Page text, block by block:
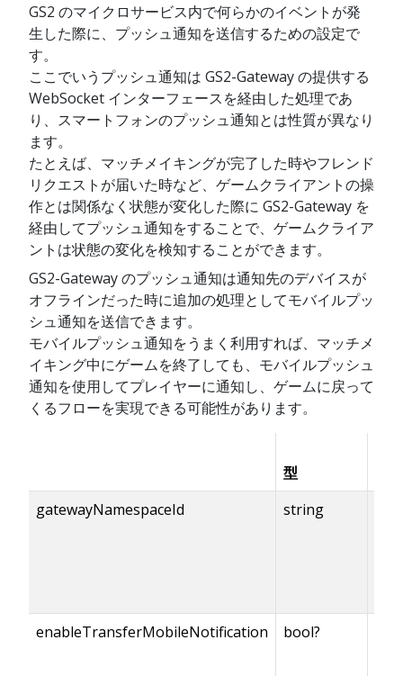
GS2 のマイクロサービス内で何らかのイベントが発
生した際に、プッシュ通知を送信するための設定で
す。
ここでいうプッシュ通知は GS2-Gateway の提供する
WebSocket インターフェースを経由した処理であ
り、スマートフォンのプッシュ通知とは性質が異なり
ます。
たとえば、マッチメイキングが完了した時やフレンド
リクエストが届いた時など、ゲームクライアントの操
作とは関係なく状態が変化した際に GS2-Gateway を
経由してプッシュ通知をすることで、ゲームクライア
ントは状態の変化を検知することができます。
GS2-Gateway のプッシュ通知は通知先のデバイスが
オフラインだった時に追加の処理としてモバイルプッ
シュ通知を送信できます。
モバイルプッシュ通知をうまく利用すれば、マッチメ
イキング中にゲームを終了しても、モバイルプッシュ
通知を使用してプレイヤーに通知し、ゲームに戻って
くるフローを実現できる可能性があります。
型
gatewayNamespaceId
string
enableTransferMobileNotification bool?